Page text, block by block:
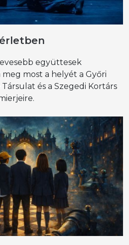
együttesek
most a helyét a Győri
és a Szegedi Kortárs